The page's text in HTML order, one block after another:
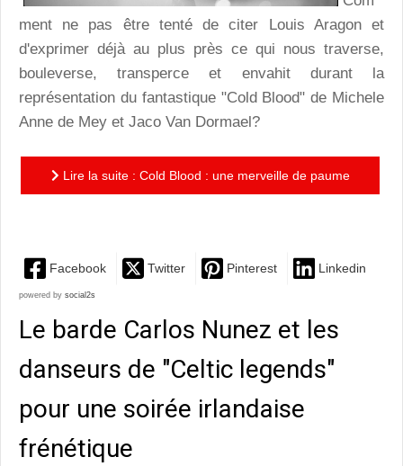
ment ne pas être tenté de citer Louis Aragon et
d'exprimer déjà au plus près ce qui nous traverse,
bouleverse, transperce et envahit durant la
représentation du fantastique "Cold Blood" de Michele
Anne de Mey et Jaco Van Dormael?
Lire la suite : Cold Blood : une merveille de paume
Facebook Twitter Pinterest Linkedin
powered by social2s
Le barde Carlos Nunez et les
danseurs de "Celtic legends"
pour une soirée irlandaise
frénétique